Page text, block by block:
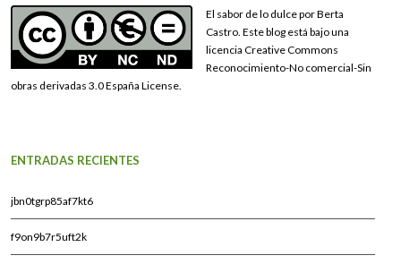
El sabor de lo dulce por Berta
Castro. Este blog está bajo una
licencia Creative Commons
Reconocimiento-No comercial-Sin
obras derivadas 3.0 España License.
ENTRADAS RECIENTES
jbn0tgrp85af7kt6
f9on9b7r5uft2k